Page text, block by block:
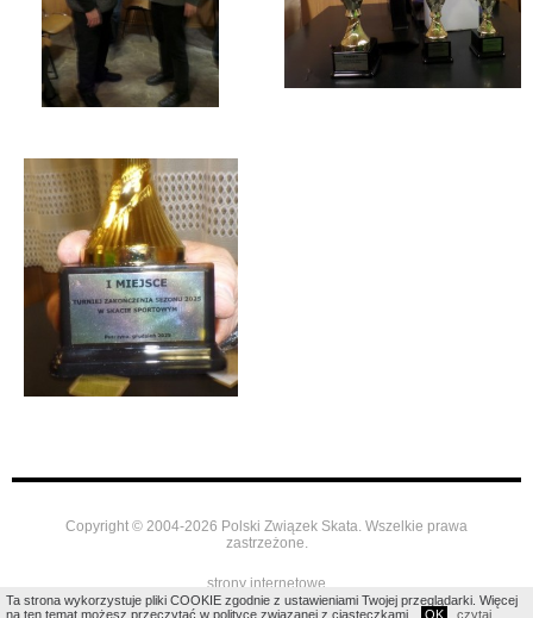
Copyright © 2004-2026 Polski Związek Skata. Wszelkie prawa
zastrzeżone.
strony internetowe
Ta strona wykorzystuje pliki COOKIE zgodnie z ustawieniami Twojej przeglądarki. Więcej
na ten temat możesz przeczytać w polityce związanej z ciasteczkami.
OK czytaj